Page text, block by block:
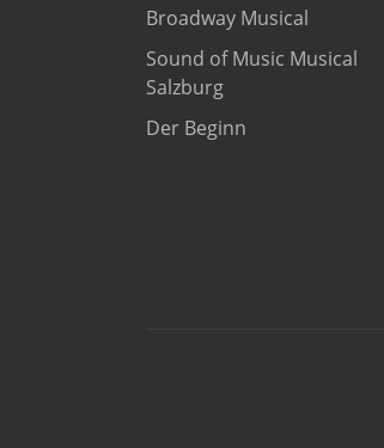
Broadway Musical
Sound of Music Musical
Salzburg
Der Beginn